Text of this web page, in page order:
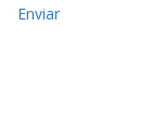
Enviar